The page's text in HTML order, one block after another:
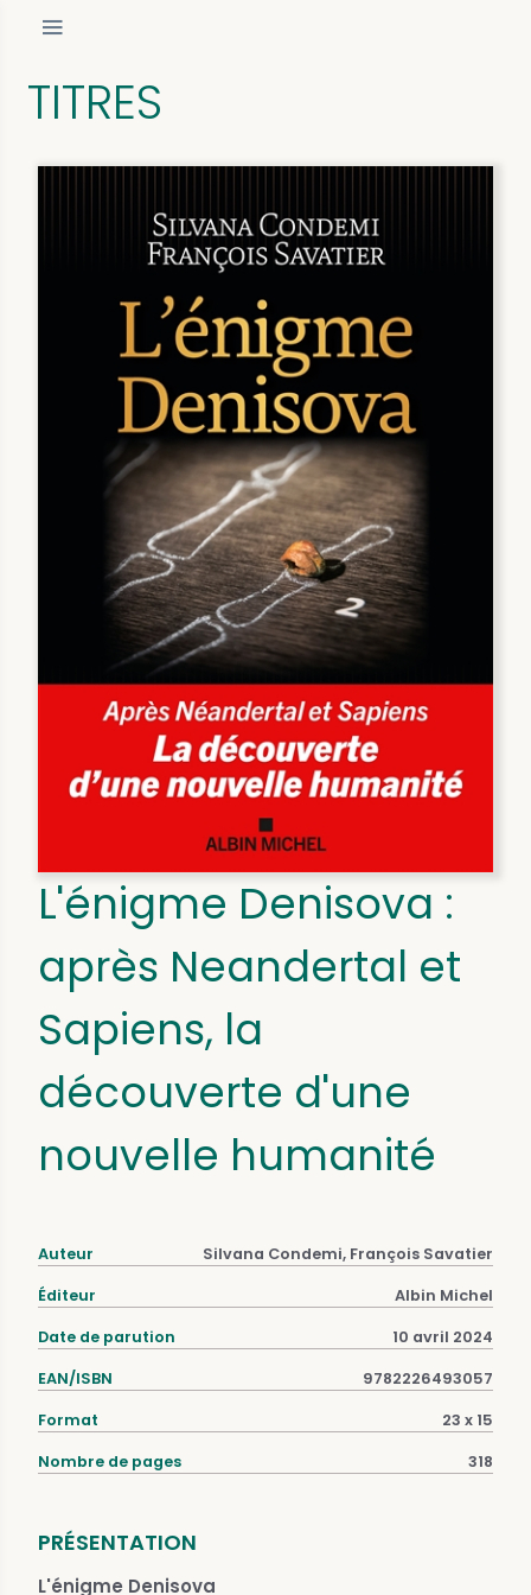
TITRES
L'énigme Denisova :
après Neandertal et
Sapiens, la
découverte d'une
nouvelle humanité
Auteur Silvana Condemi, François Savatier
Éditeur Albin Michel
Date de parution 10 avril 2024
EAN/ISBN 9782226493057
Format 23 x 15
Nombre de pages 318
PRÉSENTATION
L'énigme Denisova